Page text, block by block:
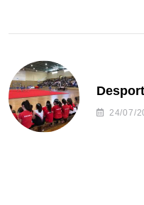
24/07/